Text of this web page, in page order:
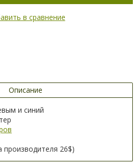
в сравнение
Описание
и синий
производителя 26$)